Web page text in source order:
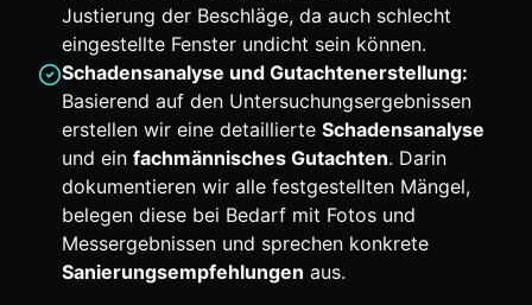
Justierung der Beschläge, da auch schlecht
eingestellte Fenster undicht sein können.
Schadensanalyse und Gutachtenerstellung:
Basierend auf den Untersuchungsergebnissen
erstellen wir eine detaillierte Schadensanalyse
und ein fachmännisches Gutachten. Darin
dokumentieren wir alle festgestellten Mängel,
belegen diese bei Bedarf mit Fotos und
Messergebnissen und sprechen konkrete
Sanierungsempfehlungen aus.